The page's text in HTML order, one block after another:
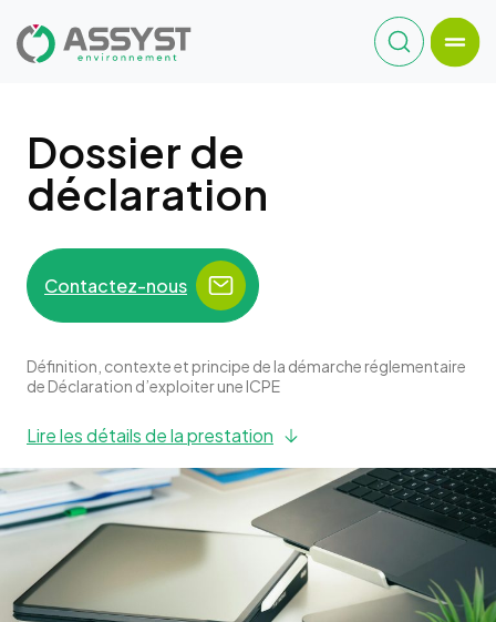
Dossier de
déclaration
Contactez-nous
Définition, contexte et principe de la démarche réglementaire
de Déclaration d’exploiter une ICPE
Lire les détails de la prestation